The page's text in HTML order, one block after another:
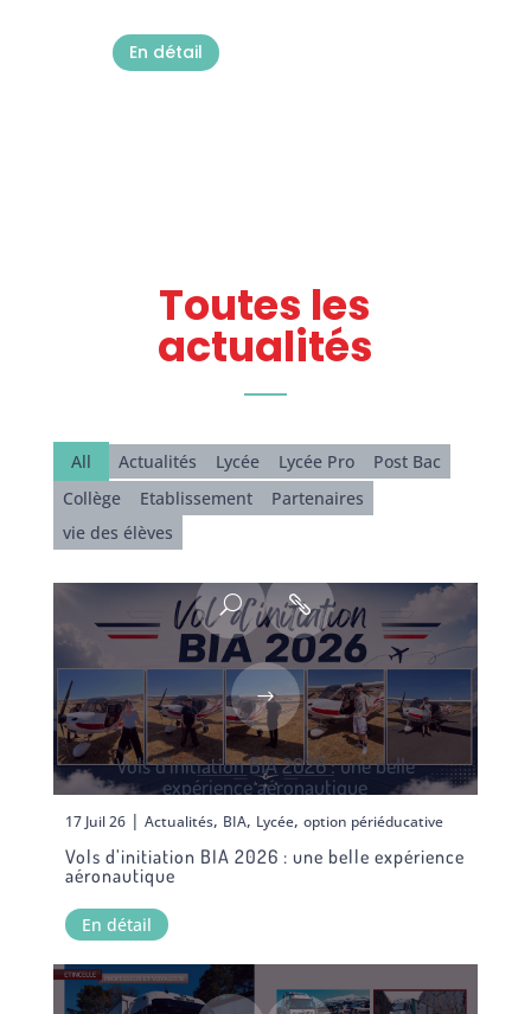
En détail
Toutes les
actualités
All Actualités Lycée Lycée Pro
Post Bac
Collège
Etablissement
Partenaires
vie des élèves
Vols d’initiation BIA 2026 : une belle
expérience aéronautique
17 Juil 26| Actualités, BIA, Lycée, option périéducative
Vols d’initiation BIA 2026 : une belle expérience
aéronautique
En détail